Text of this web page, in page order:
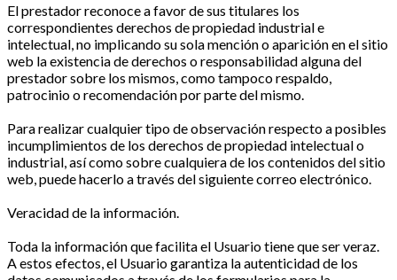
El prestador reconoce a favor de sus titulares los
correspondientes derechos de propiedad industrial e
intelectual, no implicando su sola mención o aparición en el sitio
web la existencia de derechos o responsabilidad alguna del
prestador sobre los mismos, como tampoco respaldo,
patrocinio o recomendación por parte del mismo.
Para realizar cualquier tipo de observación respecto a posibles
incumplimientos de los derechos de propiedad intelectual o
industrial, así como sobre cualquiera de los contenidos del sitio
web, puede hacerlo a través del siguiente correo electrónico.
Veracidad de la información.
Toda la información que facilita el Usuario tiene que ser veraz.
A estos efectos, el Usuario garantiza la autenticidad de los